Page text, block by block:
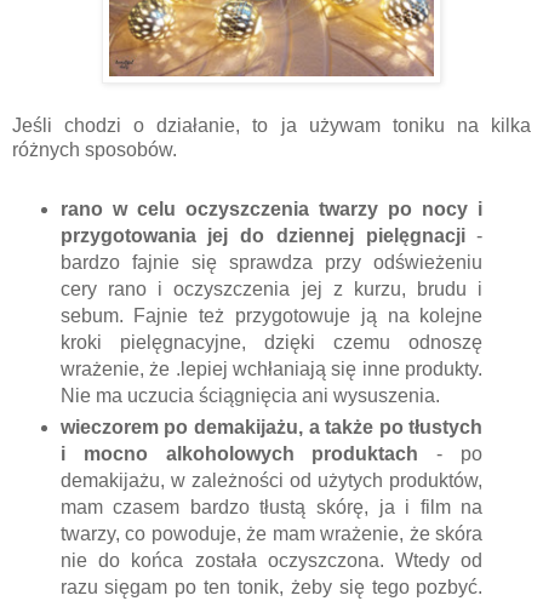
Jeśli chodzi o działanie, to ja używam toniku na kilka
różnych sposobów.
rano w celu oczyszczenia twarzy po nocy i
przygotowania jej do dziennej pielęgnacji-
bardzo fajnie się sprawdza przy odświeżeniu
cery rano i oczyszczenia jej z kurzu, brudu i
sebum. Fajnie też przygotowuje ją na kolejne
kroki pielęgnacyjne, dzięki czemu odnoszę
wrażenie, że .lepiej wchłaniają się inne produkty.
Nie ma uczucia ściągnięcia ani wysuszenia.
wieczorem po demakijażu, a także po tłustych
i mocno alkoholowych produktach- po
demakijażu, w zależności od użytych produktów,
mam czasem bardzo tłustą skórę, ja i film na
twarzy, co powoduje, że mam wrażenie, że skóra
nie do końca została oczyszczona. Wtedy od
razu sięgam po ten tonik, żeby się tego pozbyć.